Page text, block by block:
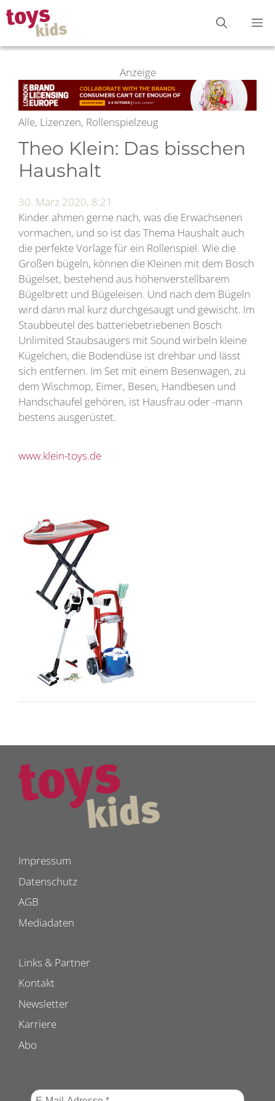
Zum
Inhalt
springen
Anzeige
Alle, Lizenzen, Rollenspielzeug
Theo Klein: Das bisschen
Haushalt
30. März 2020, 8:21
Kinder ahmen gerne nach, was die Erwachsenen
vormachen, und so ist das Thema Haushalt auch
die perfekte Vorlage für ein Rollenspiel. Wie die
Großen bügeln, können die Kleinen mit dem Bosch
Bügelset, bestehend aus höhenverstellbarem
Bügelbrett und Bügeleisen. Und nach dem Bügeln
wird dann mal kurz durchgesaugt und gewischt. Im
Staubbeutel des batteriebetriebenen Bosch
Unlimited Staubsaugers mit Sound wirbeln kleine
Kügelchen, die Bodendüse ist drehbar und lässt
sich entfernen. Im Set mit einem Besenwagen, zu
dem Wischmop, Eimer, Besen, Handbesen und
Handschaufel gehören, ist Hausfrau oder -mann
bestens ausgerüstet.
www.klein-toys.de
Impressum
Datenschutz
AGB
Mediadaten
Links & Partner
Kontakt
Newsletter
Karriere
Abo